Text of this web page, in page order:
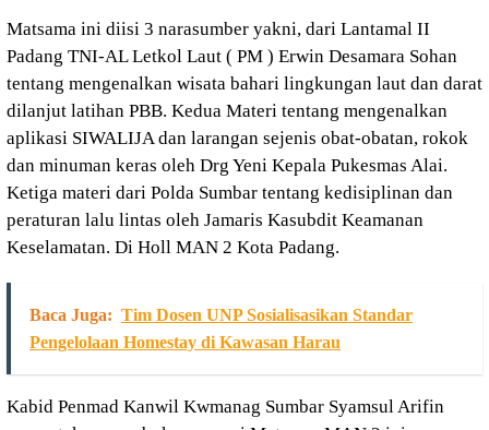
Matsama ini diisi 3 narasumber yakni, dari Lantamal II
Padang TNI-AL Letkol Laut ( PM ) Erwin Desamara Sohan
tentang mengenalkan wisata bahari lingkungan laut dan darat
dilanjut latihan PBB. Kedua Materi tentang mengenalkan
aplikasi SIWALIJA dan larangan sejenis obat-obatan, rokok
dan minuman keras oleh Drg Yeni Kepala Pukesmas Alai.
Ketiga materi dari Polda Sumbar tentang kedisiplinan dan
peraturan lalu lintas oleh Jamaris Kasubdit Keamanan
Keselamatan. Di Holl MAN 2 Kota Padang.
Baca Juga: Tim Dosen UNP Sosialisasikan Standar
Pengelolaan Homestay di Kawasan Harau
Kabid Penmad Kanwil Kwmanag Sumbar Syamsul Arifin